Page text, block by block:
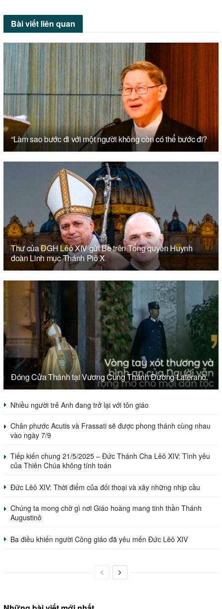
Bài viết liên quan
“Làm sao bước đi với một người không còn có thể bước đi?
Thư của ĐGH Lêô XIV gửi Bề trên Tổng quyền Huynh
đoàn Linh mục Thánh Piô X
Đóng Cửa Thánh tại Vương Cung Thánh Đường Latêranô.
Nhiều người trẻ Anh đang trở lại với tôn giáo
Chân phước Acutis và Frassati sẽ được phong thánh cùng nhau
vào ngày 7/9
Tiếp kiến chung 21/5/2025 – Đức Thánh Cha Lêô XIV: Tình yêu
của Thiên Chúa không tính toán
Đức Lêô XIV: Thời điểm của đối thoại và xây những nhịp cầu
Chúng ta mong chờ gì nơi Giáo hoàng mang tinh thần Thánh
Augustinô
Ba điều khiến người Công giáo đã yêu mến Đức Lêô XIV